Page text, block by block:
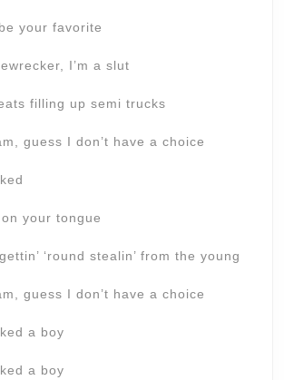
your favorite
I’m a slut
filling up semi trucks
guess I don’t have a choice
your tongue
‘round stealin’ from the young
guess I don’t have a choice
a boy
a boy